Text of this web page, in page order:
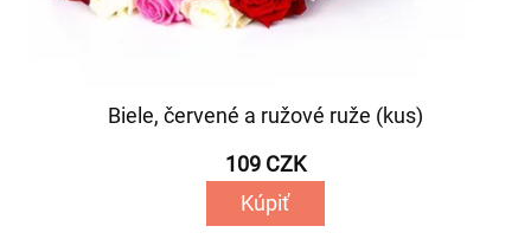
Biele, červené a ružové ruže (kus)
109 CZK
Kúpiť